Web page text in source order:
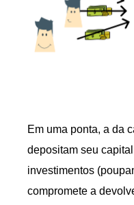
Em uma ponta, a da
depositam seu
investimentos
compromete a